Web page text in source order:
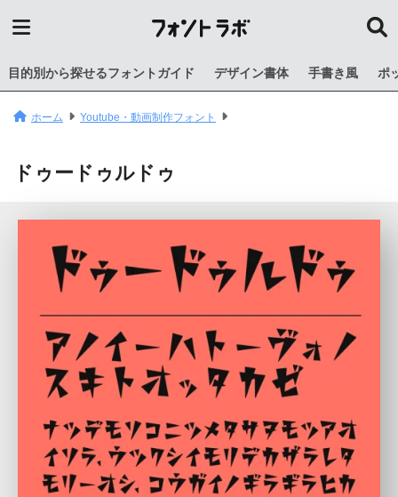
目的別から探せるフォントガイド デザイン書体 手書き風 ポ
ホーム Youtube・動画制作フォント
ドゥードゥルドゥ